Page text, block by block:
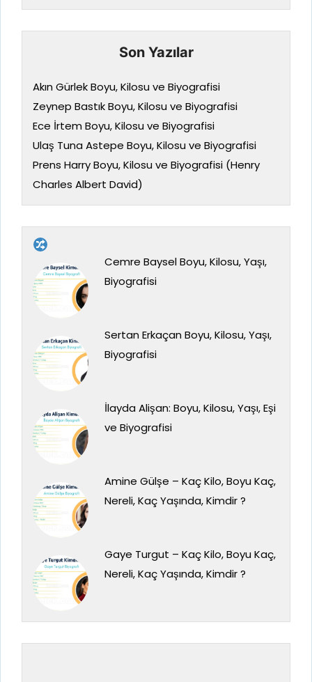
Son Yazılar
Akın Gürlek Boyu, Kilosu ve Biyografisi
Zeynep Bastık Boyu, Kilosu ve Biyografisi
Ece İrtem Boyu, Kilosu ve Biyografisi
Ulaş Tuna Astepe Boyu, Kilosu ve Biyografisi
Prens Harry Boyu, Kilosu ve Biyografisi (Henry
Charles Albert David)
Cemre Baysel Boyu, Kilosu, Yaşı,
Biyografisi
Sertan Erkaçan Boyu, Kilosu, Yaşı,
Biyografisi
İlayda Alişan: Boyu, Kilosu, Yaşı, Eşi
ve Biyografisi
Amine Gülşe – Kaç Kilo, Boyu Kaç,
Nereli, Kaç Yaşında, Kimdir ?
Gaye Turgut – Kaç Kilo, Boyu Kaç,
Nereli, Kaç Yaşında, Kimdir ?